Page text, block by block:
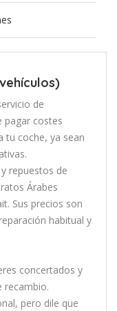
de
pagar costes
tu coche, ya sean
repuestos de
Árabes
Sus precios son
habitual y
concertados y
recambio.
pero dile que